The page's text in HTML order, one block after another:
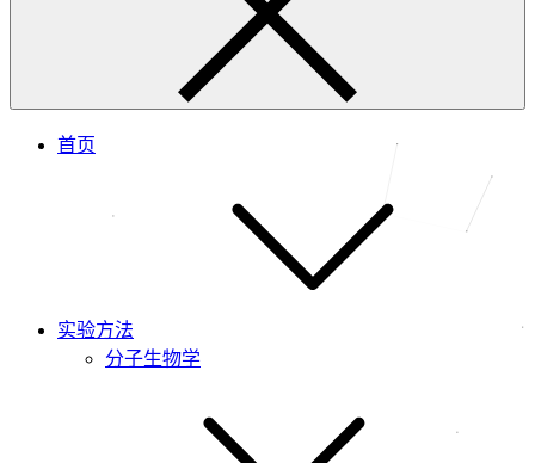
首页
实验方法
分子生物学